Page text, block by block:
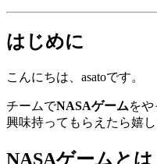
はじめに
こんにちは、asatoです。
チームでNASAゲームを
興味持ってもらえたら嬉し
NASAゲームとは